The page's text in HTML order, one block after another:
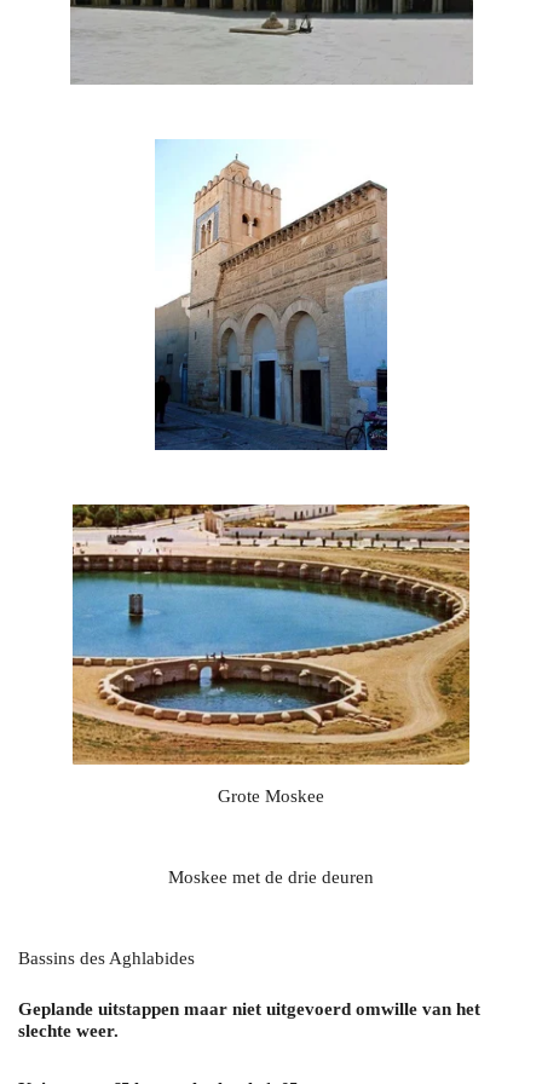
Grote Moskee
Moskee met de drie deuren
Bassins des Aghlabides
Geplande uitstappen maar niet uitgevoerd omwille van het
slechte weer.